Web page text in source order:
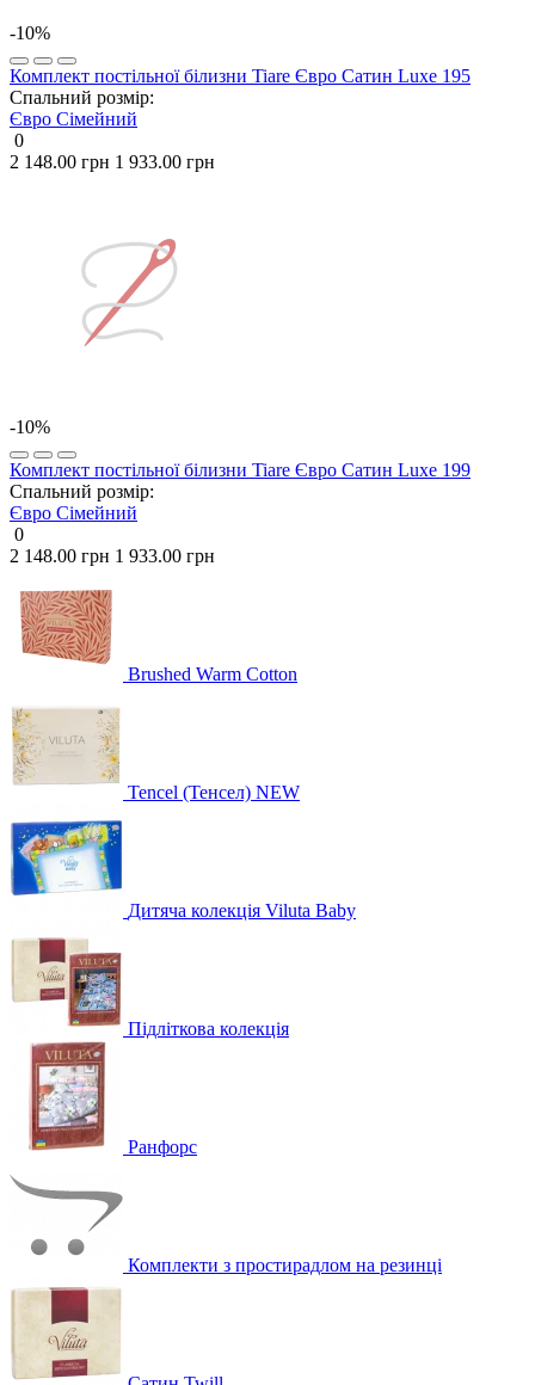
-10%
Комплект постільної білизни Tiare Євро Сатин Luxe 195
Спальний розмір:
Євро Сімейний
0
2 148.00 грн 1 933.00 грн
-10%
Комплект постільної білизни Tiare Євро Сатин Luxe 199
Спальний розмір:
Євро Сімейний
0
2 148.00 грн 1 933.00 грн
Brushed Warm Cotton
Tencel (Тенсел) NEW
Дитяча колекція Viluta Baby
Підліткова колекція
Ранфорс
Комплекти з простирадлом на резинці